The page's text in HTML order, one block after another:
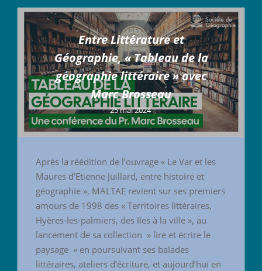
Entre Littérature et
Géographie, « Tableau de la
géographie littéraire » avec
Marc Brosseau
25 mai 2024
Après la réédition de l’ouvrage « Le Var et les
Maures d’Etienne Juillard, entre histoire et
géographie », MALTAE revient sur ses premiers
amours de 1998 des « Territoires littéraires,
Hyères-les-palmiers, des Iles à la ville », au
lancement de sa collection » lire et écrire le
paysage » en poursuivant ses balades
littéraires, ateliers d’écriture, et aujourd’hui en